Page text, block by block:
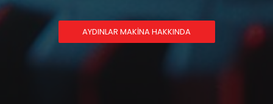
AYDINLAR MAKINA HAKKINDA